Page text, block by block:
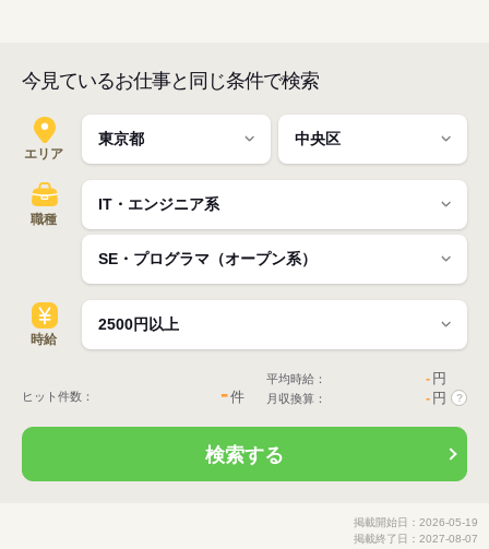
今見ているお仕事と同じ条件で検索
エリア
職種
時給
ヒット件数： -件
平均時給： - 円
月収換算： - 円 ?
検索する
掲載開始日：2026-05-19
掲載終了日：2027-08-07